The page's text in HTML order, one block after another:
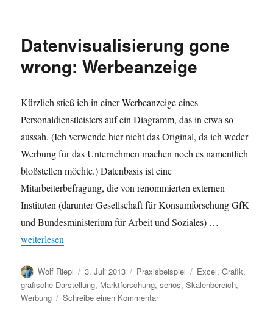
Para-
Datenvisualisierung gone
wrong: Werbeanzeige
Kürzlich stieß ich in einer Werbeanzeige eines
Personaldienstleisters auf ein Diagramm, das in etwa so
aussah. (Ich verwende hier nicht das Original, da ich weder
Werbung für das Unternehmen machen noch es namentlich
bloßstellen möchte.) Datenbasis ist eine
Mitarbeiterbefragung, die von renommierten externen
Instituten (darunter Gesellschaft für Konsumforschung GfK
und Bundesministerium für Arbeit und Soziales) …
„Datenvisualisierung gone wrong: Werbeanzeige“
weiterlesen
Autor
Wolf Riepl
Veröffentlicht
am
3. Juli 2013 Kategorien
Praxisbeispiel Schlagwörter
Excel,Grafik,
grafische Darstellung, Marktforschung,seriös,Skalenbereich,
Werbung
Schreibe einen Kommentarzu